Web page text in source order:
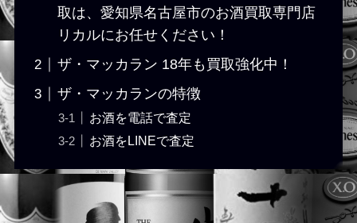
取は、愛知県名古屋市のお酒買取専門店
リカルにお任せください！
ザ・マッカラン 18年も買取強化中！
ザ・マッカランの特徴
お酒を電話で査定
お酒をLINEで査定